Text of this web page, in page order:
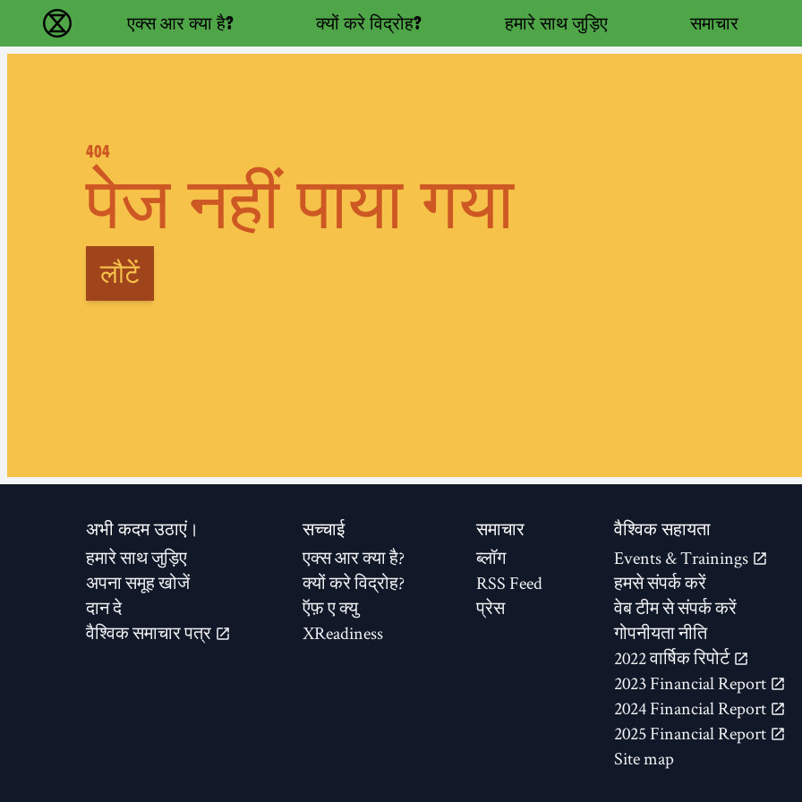
विलुप्ति विद्रोह - Home
एक्स आर क्या है? क्यों करे विद्रोह? हमारे साथ जुड़िए समाचार
404
पेज नहीं पाया गया
लौटें
अभी कदम उठाएं।
हमारे साथ जुड़िए
अपना समूह खोजें
दान दे
वैश्विक समाचार पत्र
सच्चाई
एक्स आर क्या है?
क्यों करे विद्रोह?
ऍफ़ ए क्यु
XReadiness
समाचार
ब्लॉग
RSS Feed
प्रेस
वैश्विक सहायता
Events & Trainings
हमसे संपर्क करें
वेब टीम से संपर्क करें
गोपनीयता नीति
2022 वार्षिक रिपोर्ट
2023 Financial Report
2024 Financial Report
2025 Financial Report
Site map